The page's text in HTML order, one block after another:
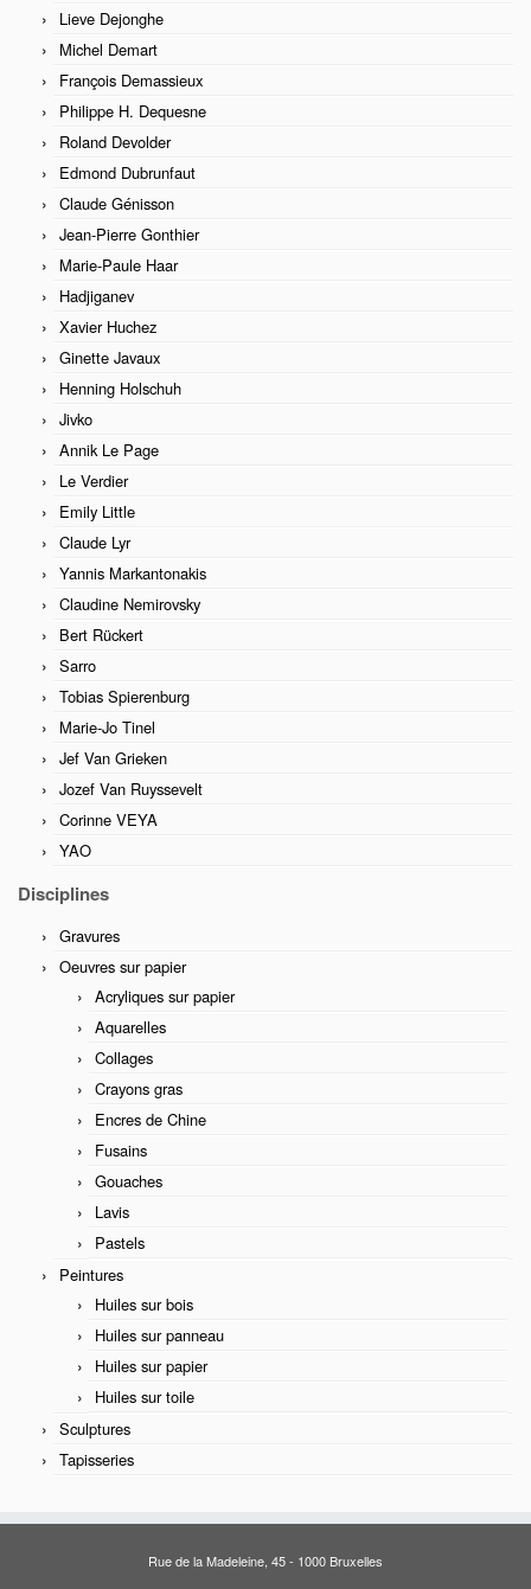
Lieve Dejonghe
Michel Demart
François Demassieux
Philippe H. Dequesne
Roland Devolder
Edmond Dubrunfaut
Claude Génisson
Jean-Pierre Gonthier
Marie-Paule Haar
Hadjiganev
Xavier Huchez
Ginette Javaux
Henning Holschuh
Jivko
Annik Le Page
Le Verdier
Emily Little
Claude Lyr
Yannis Markantonakis
Claudine Nemirovsky
Bert Rückert
Sarro
Tobias Spierenburg
Marie-Jo Tinel
Jef Van Grieken
Jozef Van Ruyssevelt
Corinne VEYA
YAO
Disciplines
Gravures
Oeuvres sur papier
Acryliques sur papier
Aquarelles
Collages
Crayons gras
Encres de Chine
Fusains
Gouaches
Lavis
Pastels
Peintures
Huiles sur bois
Huiles sur panneau
Huiles sur papier
Huiles sur toile
Sculptures
Tapisseries
Rue de la Madeleine, 45 - 1000 Bruxelles